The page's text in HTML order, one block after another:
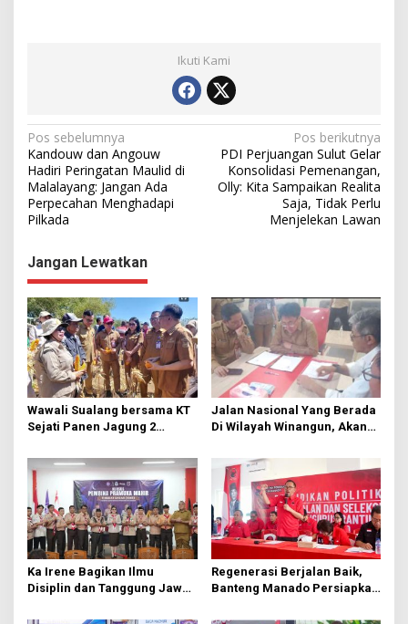
Ikuti Kami
N
a
v
i
a
s
i
p
o
s
Pos sebelumnya
Kandouw dan Angouw
Hadiri Peringatan Maulid di
Malalayang: Jangan Ada
Perpecahan Menghadapi
Pilkada
Pos berikutnya
PDI Perjuangan Sulut Gelar
Konsolidasi Pemenangan,
Olly: Kita Sampaikan Realita
Saja, Tidak Perlu
Menjelekan Lawan
Jangan Lewatkan
Wawali Sualang bersama KT
Sejati Panen Jagung 2
Jalan Nasional Yang Berada
Di Wilayah Winangun, Akan
Ka Irene Bagikan Ilmu
Disiplin dan Tanggung Jawab
Manado
Regenerasi Berjalan Baik,
Banteng Manado Persiapkan
Rumput